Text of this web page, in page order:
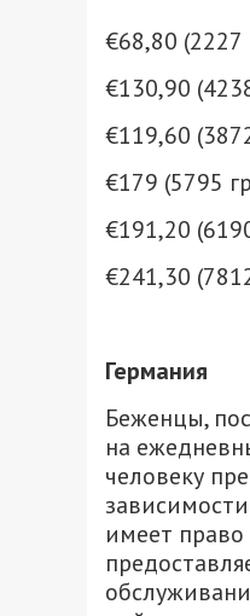
€68,80 (2227
€130,90
€119,60
€179 (5795
€191,20
€241,30
Германия
Беженцы,
на
человеку
имеет